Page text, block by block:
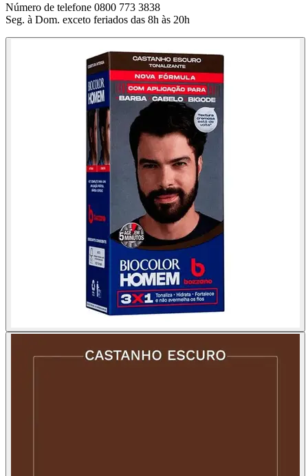
Número de telefone 0800 773 3838
Seg. à Dom. exceto feriados das 8h às 20h